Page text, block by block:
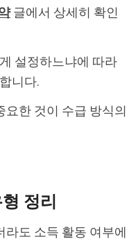
글에서 상세히 확인
설정하느냐에 따라
니다.
요한 것이 수급 방식의
정리
라도 소득 활동 여부에